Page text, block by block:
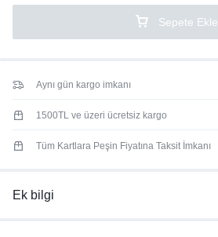
Sepete Ekle
Aynı gün kargo imkanı
1500TL ve üzeri ücretsiz kargo
Tüm Kartlara Peşin Fiyatına Taksit İmkanı
Ek bilgi